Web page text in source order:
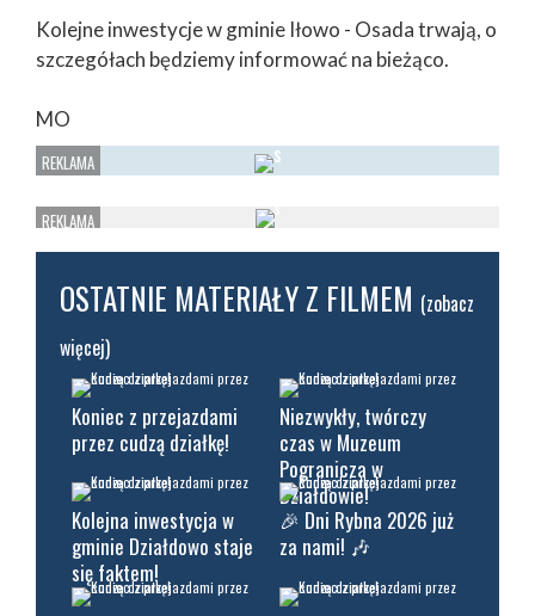
Kolejne inwestycje w gminie Iłowo - Osada trwają, o
szczegółach będziemy informować na bieżąco.
MO
OSTATNIE MATERIAŁY Z FILMEM (zobacz
więcej)
Koniec z przejazdami
przez cudzą działkę!
Niezwykły, twórczy
czas w Muzeum
Pogranicza w
Działdowie!
Kolejna inwestycja w
gminie Działdowo staje
się faktem!
🎉 Dni Rybna 2026 już
za nami! 🎶